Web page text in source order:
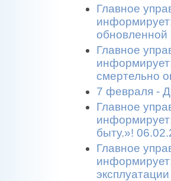
Главное
обновленной
Главное
смертельно
7 февраля -
Главное
быту.»!
Главное